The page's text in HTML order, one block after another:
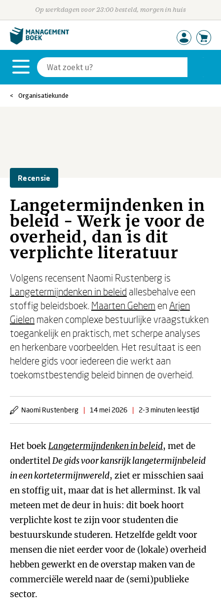
Op werkdagen voor 23:00 besteld, morgen in huis
Organisatiekunde
Recensie
Langetermijndenken in
beleid - Werk je voor de
overheid, dan is dit
verplichte literatuur
Volgens recensent Naomi Rustenberg is
Langetermijndenken in beleid allesbehalve een
stoffig beleidsboek. Maarten Gehem en Arjen
Gielen maken complexe bestuurlijke vraagstukken
toegankelijk en praktisch, met scherpe analyses
en herkenbare voorbeelden. Het resultaat is een
heldere gids voor iedereen die werkt aan
toekomstbestendig beleid binnen de overheid.
Naomi Rustenberg | 14 mei 2026 | 2-3 minuten leestijd
Het boekLangetermijndenken in beleid, met de
ondertitelDe gids voor kansrijk langetermijnbeleid
in een kortetermijnwereld, ziet er misschien saai
en stoffig uit, maar dat is het allerminst. Ik val
meteen met de deur in huis: dit boek hoort
verplichte kost te zijn voor studenten die
bestuurskunde studeren. Hetzelfde geldt voor
mensen die niet eerder voor de (lokale) overheid
hebben gewerkt en de overstap maken van de
commerciële wereld naar de (semi)publieke
sector.